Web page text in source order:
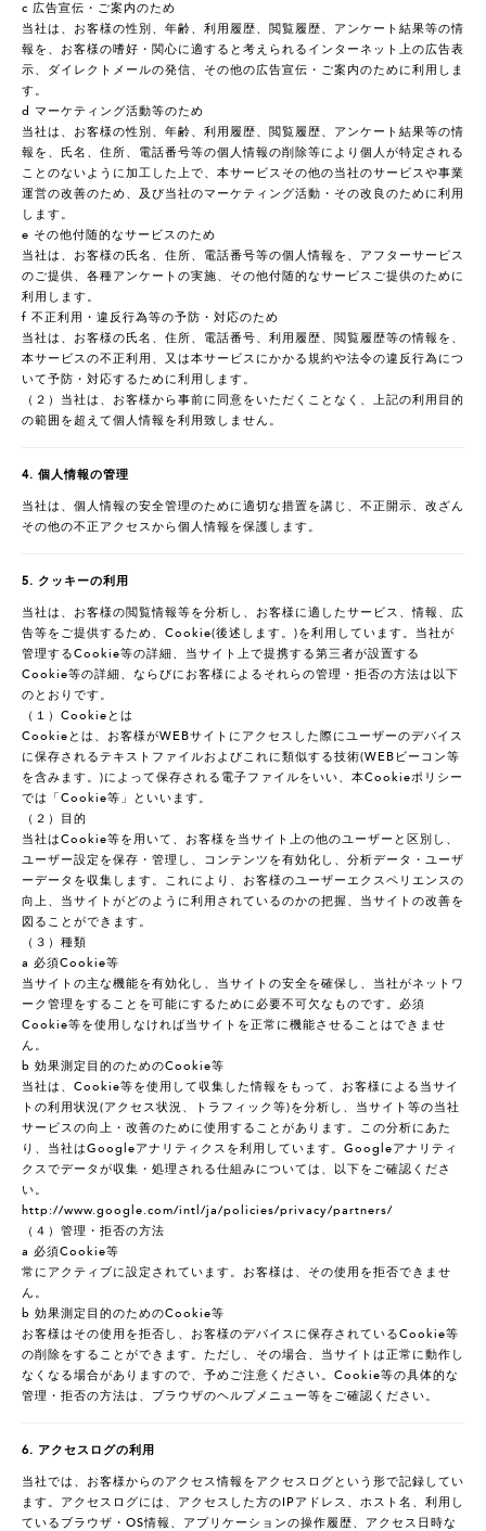
c 広告宣伝・ご案内のため
当社は、お客様の性別、年齢、利用履歴、閲覧履歴、アンケート結果等の情
報を、お客様の嗜好・関心に適すると考えられるインターネット上の広告表
示、ダイレクトメールの発信、その他の広告宣伝・ご案内のために利用しま
す。
d マーケティング活動等のため
当社は、お客様の性別、年齢、利用履歴、閲覧履歴、アンケート結果等の情
報を、氏名、住所、電話番号等の個人情報の削除等により個人が特定される
ことのないように加工した上で、本サービスその他の当社のサービスや事業
運営の改善のため、及び当社のマーケティング活動・その改良のために利用
します。
e その他付随的なサービスのため
当社は、お客様の氏名、住所、電話番号等の個人情報を、アフターサービス
のご提供、各種アンケートの実施、その他付随的なサービスご提供のために
利用します。
f 不正利用・違反行為等の予防・対応のため
当社は、お客様の氏名、住所、電話番号、利用履歴、閲覧履歴等の情報を、
本サービスの不正利用、又は本サービスにかかる規約や法令の違反行為につ
いて予防・対応するために利用します。
（２）当社は、お客様から事前に同意をいただくことなく、上記の利用目的
の範囲を超えて個人情報を利用致しません。
4. 個人情報の管理
当社は、個人情報の安全管理のために適切な措置を講じ、不正開示、改ざん
その他の不正アクセスから個人情報を保護します。
5. クッキーの利用
当社は、お客様の閲覧情報等を分析し、お客様に適したサービス、情報、広
告等をご提供するため、Cookie(後述します。)を利用しています。当社が
管理するCookie等の詳細、当サイト上で提携する第三者が設置する
Cookie等の詳細、ならびにお客様によるそれらの管理・拒否の方法は以下
のとおりです。
（１）Cookieとは
Cookieとは、お客様がWEBサイトにアクセスした際にユーザーのデバイス
に保存されるテキストファイルおよびこれに類似する技術(WEBビーコン等
を含みます。)によって保存される電子ファイルをいい、本Cookieポリシー
では「Cookie等」といいます。
（２）目的
当社はCookie等を用いて、お客様を当サイト上の他のユーザーと区別し、
ユーザー設定を保存・管理し、コンテンツを有効化し、分析データ・ユーザ
ーデータを収集します。これにより、お客様のユーザーエクスペリエンスの
向上、当サイトがどのように利用されているのかの把握、当サイトの改善を
図ることができます。
（３）種類
a 必須Cookie等
当サイトの主な機能を有効化し、当サイトの安全を確保し、当社がネットワ
ーク管理をすることを可能にするために必要不可欠なものです。必須
Cookie等を使用しなければ当サイトを正常に機能させることはできませ
ん。
b 効果測定目的のためのCookie等
当社は、Cookie等を使用して収集した情報をもって、お客様による当サイ
トの利用状況(アクセス状況、トラフィック等)を分析し、当サイト等の当社
サービスの向上・改善のために使用することがあります。この分析にあた
り、当社はGoogleアナリティクスを利用しています。Googleアナリティ
クスでデータが収集・処理される仕組みについては、以下をご確認くださ
い。
http://www.google.com/intl/ja/policies/privacy/partners/
（４）管理・拒否の方法
a 必須Cookie等
常にアクティブに設定されています。お客様は、その使用を拒否できませ
ん。
b 効果測定目的のためのCookie等
お客様はその使用を拒否し、お客様のデバイスに保存されているCookie等
の削除をすることができます。ただし、その場合、当サイトは正常に動作し
なくなる場合がありますので、予めご注意ください。Cookie等の具体的な
管理・拒否の方法は、ブラウザのヘルプメニュー等をご確認ください。
6. アクセスログの利用
当社では、お客様からのアクセス情報をアクセスログという形で記録してい
ます。アクセスログには、アクセスした方のIPアドレス、ホスト名、利用し
ているブラウザ・OS情報、アプリケーションの操作履歴、アクセス日時な